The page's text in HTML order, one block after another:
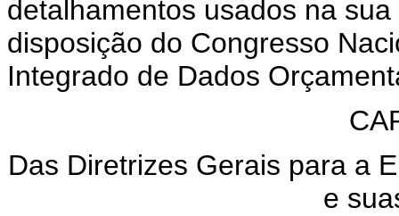
detalhamentos usados na
disposição do Congresso
Integrado de Dados
Das Diretrizes Gerais para a
e